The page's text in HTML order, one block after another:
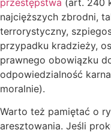
najcięższych zbrodni,
terrorystyczny,
przypadku kradzieży,
prawnego obowiązku
odpowiedzialność
moralnie).
Warto też pamiętać o
aresztowania. Jeśli